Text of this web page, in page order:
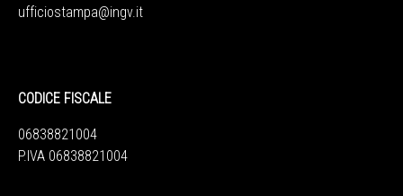
ufficiostampa@ingv.it
CODICE FISCALE
06838821004
P.IVA 06838821004